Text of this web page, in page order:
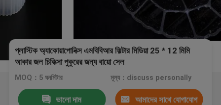
প্লাস্টিক অ্যাকোয়াপোনিক্স এমবিবিআর ফিল্টার মিডিয়া 25 * 12 মিমি
আকার জল চিকিত্সা পুকুরের জন্য বায়ো সেল
MOQ：5 ঘনমিটার মূল্য：discuss personally
ভালো দাম আমাদের সাথে যোগাযোগ